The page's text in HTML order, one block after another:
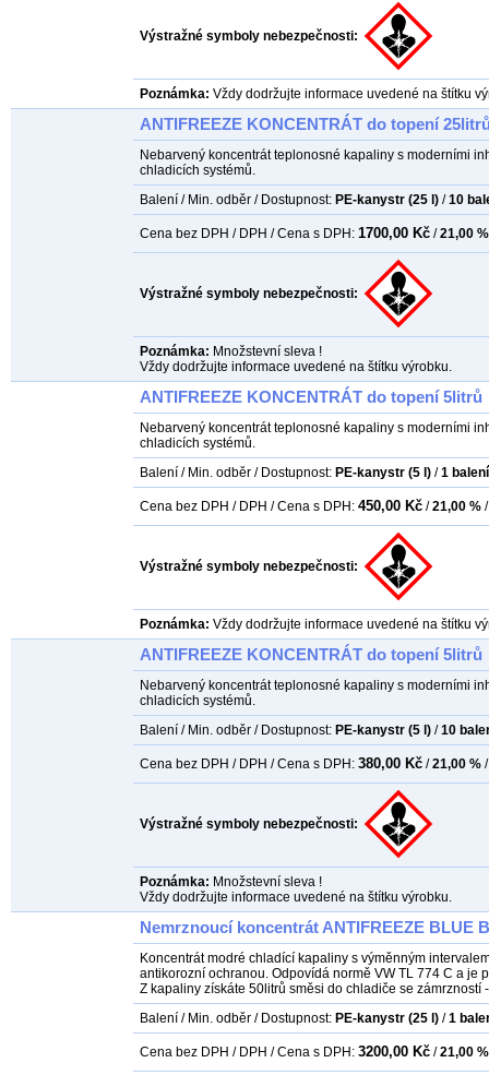
Výstražné symboly nebezpečnosti:
Poznámka: Vždy dodržujte informace uvedené na štítku
ANTIFREEZE KONCENTRÁT do topení
Nebarvený koncentrát teplonosné kapaliny s moderními
chladicích systémů.
Balení / Min. odběr / Dostupnost: PE-kanystr (25 l) / 10
Cena bez DPH / DPH / Cena s DPH: 1700,00 Kč / 21,00 %
Výstražné symboly nebezpečnosti:
Poznámka: Množstevní sleva !
Vždy dodržujte informace uvedené na štítku výrobku.
ANTIFREEZE KONCENTRÁT do topení 5litrů
Nebarvený koncentrát teplonosné kapaliny s moderními
chladicích systémů.
Balení / Min. odběr / Dostupnost: PE-kanystr (5 l) / 1 balení
Cena bez DPH / DPH / Cena s DPH: 450,00 Kč / 21,00 % /
Výstražné symboly nebezpečnosti:
Poznámka: Vždy dodržujte informace uvedené na štítku
ANTIFREEZE KONCENTRÁT do topení 5litrů
Nebarvený koncentrát teplonosné kapaliny s moderními
chladicích systémů.
Balení / Min. odběr / Dostupnost: PE-kanystr (5 l) / 10
Cena bez DPH / DPH / Cena s DPH: 380,00 Kč / 21,00 % /
Výstražné symboly nebezpečnosti:
Poznámka: Množstevní sleva !
Vždy dodržujte informace uvedené na štítku výrobku.
Nemrznoucí koncentrát ANTIFREEZE BLUE
Koncentrát modré chladící kapaliny s výměnným
antikorozní ochranou. Odpovídá normě VW TL 774 C a je
Z kapaliny získáte 50litrů směsi do chladiče se zámrzností
Balení / Min. odběr / Dostupnost: PE-kanystr (25 l) / 1
Cena bez DPH / DPH / Cena s DPH: 3200,00 Kč / 21,00 %